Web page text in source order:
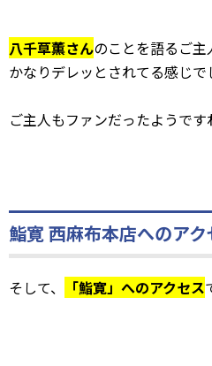
八千草薫さんのことを語るご主
かなりデレッとされてる感じ
ご主人もファンだったようで
鮨寛 西麻布本店へのア
そして、 「鮨寛」へのアクセス